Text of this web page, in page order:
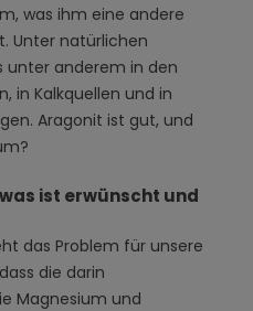
was ihm eine andere
Unter natürlichen
unter anderem in den
in Kalkquellen und in
Aragonit ist gut, und
ist erwünscht und
das Problem für unsere
die darin
Magnesium und